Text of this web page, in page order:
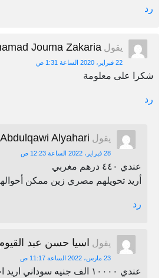
رد
يقول Jouma Zakaria
22 فبراير، 2020 الساعة 1:31 ص
شكرا على معلومة
رد
يقول Alyahari
28 فبراير، 2022 الساعة 12:23 ص
عندي ٤٤٠ درهم مغربي
أريد تحويلهم مصري زين ممكن
رد
يقول اسيا حسن عبد
23 مارس، 2022 الساعة 11:17 ص
عندي ١٠٠٠٠ الف جنيه سوداني